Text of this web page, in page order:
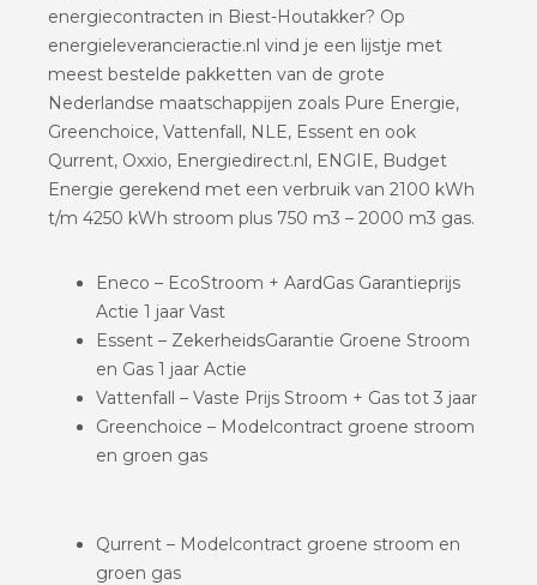
energiecontracten in Biest-Houtakker? Op
energieleverancieractie.nl vind je een lijstje met
meest bestelde pakketten van de grote
Nederlandse maatschappijen zoals Pure Energie,
Greenchoice, Vattenfall, NLE, Essent en ook
Qurrent, Oxxio, Energiedirect.nl, ENGIE, Budget
Energie gerekend met een verbruik van 2100 kWh
t/m 4250 kWh stroom plus 750 m3 – 2000 m3 gas.
Eneco – EcoStroom + AardGas Garantieprijs
Actie 1 jaar Vast
Essent – ZekerheidsGarantie Groene Stroom
en Gas 1 jaar Actie
Vattenfall – Vaste Prijs Stroom + Gas tot 3 jaar
Greenchoice – Modelcontract groene stroom
en groen gas
Qurrent – Modelcontract groene stroom en
groen gas